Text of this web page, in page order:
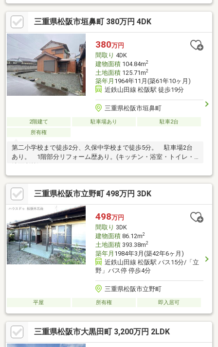
三重県松阪市垣鼻町 380万円 4DK
380万円
間取り 4DK
建物面積104.84m2
土地面積125.71m2
築年月 1964年11月(築61年10ヶ月)
近鉄山田線 松阪駅 徒歩19分
三重県松阪市垣鼻町
2階建て 駐車場あり
駐車2台
所有権
第二小学校まで徒歩2分、久保中学校まで徒歩5分。 駐車場2台
あり。 1階部分リフォーム歴あり。(キッチン・浴室・トイレ・
三重県松阪市立野町 498万円 3DK
498万円
間取り 3DK
建物面積86.12m2
土地面積393.38m2
築年月 1984年3月(築42年6ヶ月)
近鉄山田線 松阪駅 バス15分/「立
野」バス停 停歩4分
三重県松阪市立野町
平屋 所有権 即入居可
三重県松阪市大黒田町 3,200万円 2LDK